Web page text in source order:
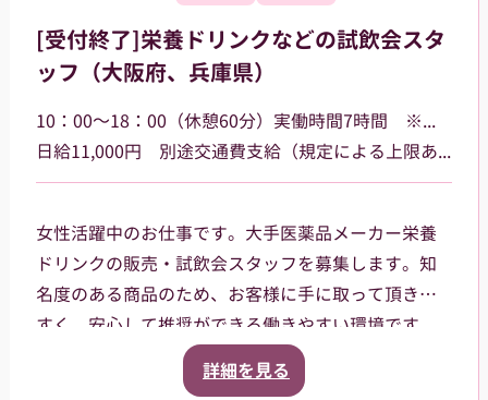
[受付終了]栄養ドリンクなどの試飲会スタ
ッフ（大阪府、兵庫県）
10：00～18：00（休憩60分）実働時間7時間 ※勤務場所によって多少時間が異なる場合があります
日給11,000円 別途交通費支給（規定による上限あり）
女性活躍中のお仕事です。大手医薬品メーカー栄養
ドリンクの販売・試飲会スタッフを募集します。知
名度のある商品のため、お客様に手に取って頂きや
すく、安心して推奨ができる働きやすい環境です。
大阪府、兵庫県などのドラッグストア・ホームセン
ター・GMSなどでご就業頂きます。スタッフ登録後
詳細を見る